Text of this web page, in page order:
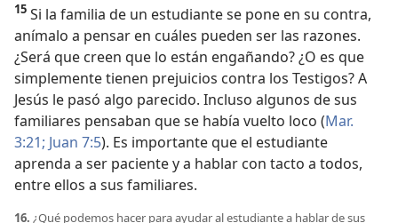
15 Si la familia de un estudiante se pone en su contra,
anímalo a pensar en cuáles pueden ser las razones.
¿Será que creen que lo están engañando? ¿O es que
simplemente tienen prejuicios contra los Testigos? A
Jesús le pasó algo parecido. Incluso algunos de sus
familiares pensaban que se había vuelto loco (Mar.
3:21; Juan 7:5). Es importante que el estudiante
aprenda a ser paciente y a hablar con tacto a todos,
entre ellos a sus familiares.
16. ¿Qué podemos hacer para ayudar al estudiante a hablar de sus